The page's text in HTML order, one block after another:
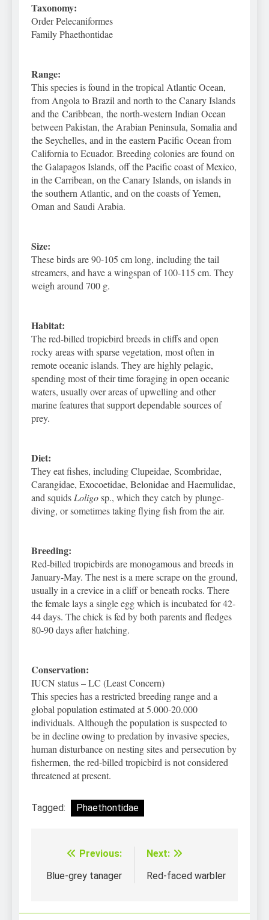
Taxonomy:
Order Pelecaniformes
Family Phaethontidae
Range:
This species is found in the tropical Atlantic Ocean,
from Angola to Brazil and north to the Canary Islands
and the Caribbean, the north-western Indian Ocean
between Pakistan, the Arabian Peninsula, Somalia and
the Seychelles, and in the eastern Pacific Ocean from
California to Ecuador. Breeding colonies are found on
the Galapagos Islands, off the Pacific coast of Mexico,
in the Carribean, on the Canary Islands, on islands in
the southern Atlantic, and on the coasts of Yemen,
Oman and Saudi Arabia.
Size:
These birds are 90-105 cm long, including the tail
streamers, and have a wingspan of 100-115 cm. They
weigh around 700 g.
Habitat:
The red-billed tropicbird breeds in cliffs and open
rocky areas with sparse vegetation, most often in
remote oceanic islands. They are highly pelagic,
spending most of their time foraging in open oceanic
waters, usually over areas of upwelling and other
marine features that support dependable sources of
prey.
Diet:
They eat fishes, including Clupeidae, Scombridae,
Carangidae, Exocoetidae, Belonidae and Haemulidae,
and squids Loligosp., which they catch by plunge-
diving, or sometimes taking flying fish from the air.
Breeding:
Red-billed tropicbirds are monogamous and breeds in
January-May. The nest is a mere scrape on the ground,
usually in a crevice in a cliff or beneath rocks. There
the female lays a single egg which is incubated for 42-
44 days. The chick is fed by both parents and fledges
80-90 days after hatching.
Conservation:
IUCN status – LC (Least Concern)
This species has a restricted breeding range and a
global population estimated at 5.000-20.000
individuals. Although the population is suspected to
be in decline owing to predation by invasive species,
human disturbance on nesting sites and persecution by
fishermen, the red-billed tropicbird is not considered
threatened at present.
Tagged: Phaethontidae
Điều
hướng
Previous:
Blue-grey tanager
Next:
Red-faced warbler